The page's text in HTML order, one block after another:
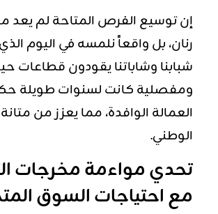
إن توسيع الفرص المتاحة لم يعد
رنان، بل واقعاً نلمسه في اليوم
شبابنا وشاباتنا يقودون قطاعات
ومفصلية كانت لسنوات طويلة
العمالة الوافدة، مما يعزز من
الوطني.
تحدي مواءمة مخرجات
مع احتياجات السوق